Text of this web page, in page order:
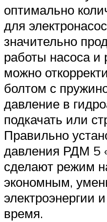
оптимально
для
значительно
работы насоса и
можно
болтом с
давление в
подкачать или
Правильно
давления РДМ 5
сделают режим
экономным,
электроэнергии
время.